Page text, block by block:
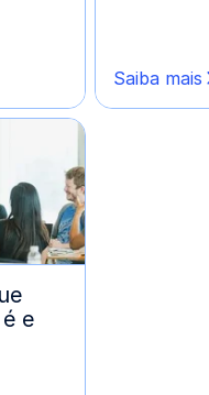
Saiba mais
e